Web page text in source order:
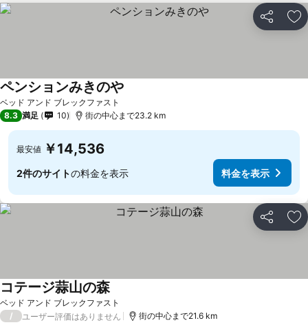
シェア お
ベッド アンド ブレックファスト
ペンションみきのや
8.3 満足 10 街の中心まで23.2 km
最安値 ￥14,536
2件のサイトの料金を表示 料金を表示
シェア お
ベッド アンド ブレックファスト
コテージ蒜山の森
/ ユーザー評価はありません 街の中心まで21.6 km